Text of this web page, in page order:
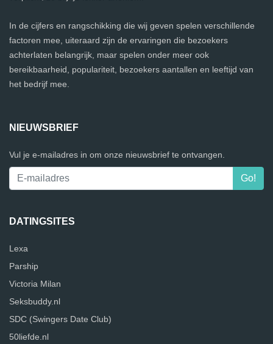
In de cijfers en rangschikking die wij geven spelen verschillende
factoren mee, uiteraard zijn de ervaringen die bezoekers
achterlaten belangrijk, maar spelen onder meer ook
bereikbaarheid, populariteit, bezoekers aantallen en leeftijd van
het bedrijf mee.
NIEUWSBRIEF
Vul je e-mailadres in om onze nieuwsbrief te ontvangen.
DATINGSITES
Lexa
Parship
Victoria Milan
Seksbuddy.nl
SDC (Swingers Date Club)
50liefde.nl